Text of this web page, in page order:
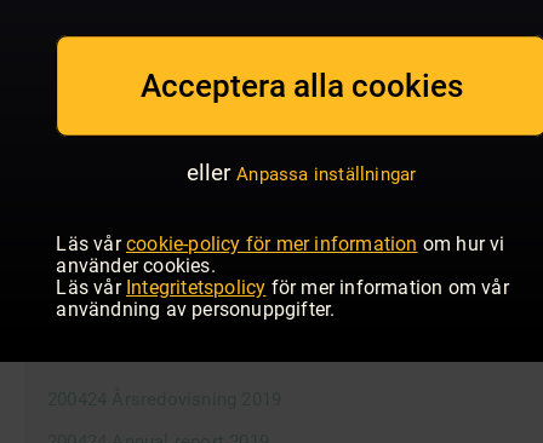
Acceptera alla cookies
eller Anpassa inställningar
Läs vårcookie-policy för mer information om hur vi
använder cookies.
Läs vår Integritetspolicy för mer information om vår
användning av personuppgifter.
200117: Fullmaktsblankett
Villkor teckningsoptioner A – 2019-2023
Villkor teckningsoptioner A
Villkor teckningsoptioner B
INFORMATION TILL AKTIEÄGARE